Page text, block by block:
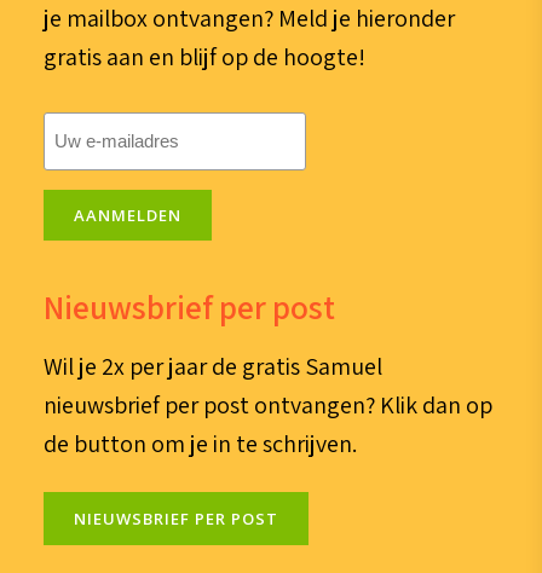
je mailbox ontvangen? Meld je hieronder
gratis aan en blijf op de hoogte!
AANMELDEN
Nieuwsbrief per post
Wil je 2x per jaar de gratis Samuel
nieuwsbrief per post ontvangen? Klik dan op
de button om je in te schrijven.
NIEUWSBRIEF PER POST